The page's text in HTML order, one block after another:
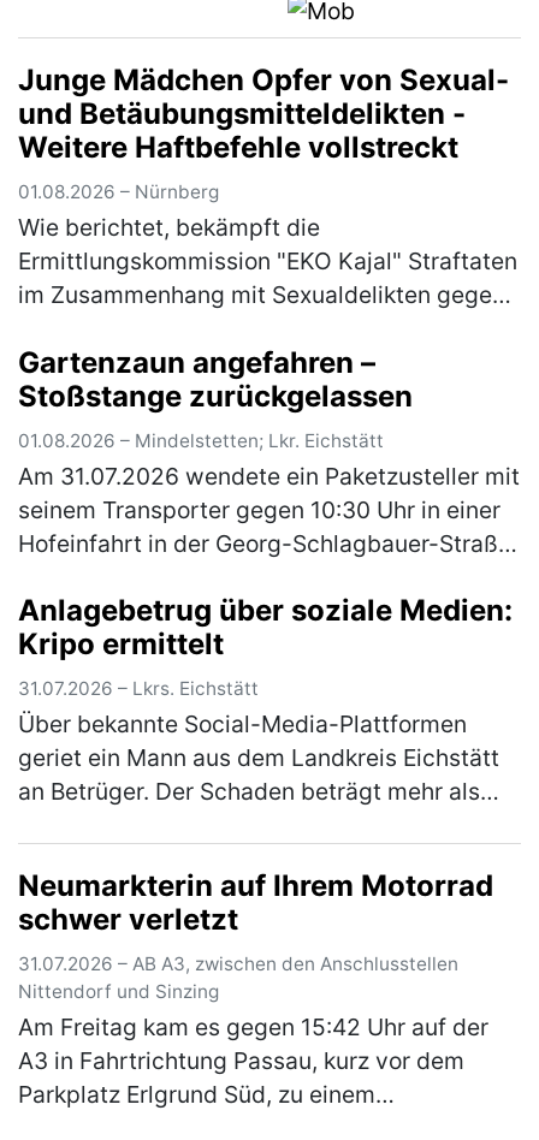
Junge Mädchen Opfer von Sexual-
und Betäubungsmitteldelikten -
Weitere Haftbefehle vollstreckt
01.08.2026 – Nürnberg
Wie berichtet, bekämpft die
Ermittlungskommission "EKO Kajal" Straftaten
im Zusammenhang mit Sexualdelikten gegen
von Betäubungsmitteln und Medikamenten an
Mi…(mehr)
Gartenzaun angefahren –
Stoßstange zurückgelassen
01.08.2026 – Mindelstetten; Lkr. Eichstätt
Am 31.07.2026 wendete ein Paketzusteller mit
seinem Transporter gegen 10:30 Uhr in einer
Hofeinfahrt in der Georg-Schlagbauer-Straße
rechten Heck seinem Fahrzeu…(mehr)
Anlagebetrug über soziale Medien:
Kripo ermittelt
31.07.2026 – Lkrs. Eichstätt
Über bekannte Social-Media-Plattformen
geriet ein Mann aus dem Landkreis Eichstätt
an Betrüger. Der Schaden beträgt mehr als
Neumarkterin auf Ihrem Motorrad
schwer verletzt
31.07.2026 – AB A3, zwischen den Anschlusstellen
Nittendorf und Sinzing
Am Freitag kam es gegen 15:42 Uhr auf der
A3 in Fahrtrichtung Passau, kurz vor dem
Parkplatz Erlgrund Süd, zu einem